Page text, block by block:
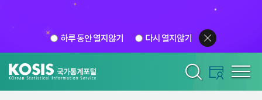
하루 동안 열지않기 다시 열지않기